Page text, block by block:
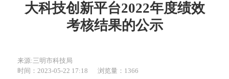
大科技创新平台2022年度绩效
考核结果的公示
来源:三明市科技局
时间：2023-05-22 17:18
浏览量：1366